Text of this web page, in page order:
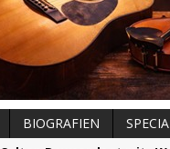
BIOGRAFIEN